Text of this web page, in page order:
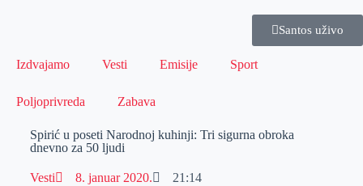
Santos uživo
Izdvajamo Vesti Emisije Sport
Poljoprivreda Zabava
Spirić u poseti Narodnoj kuhinji: Tri sigurna obroka
dnevno za 50 ljudi
Vesti 8. januar 2020. 21:14